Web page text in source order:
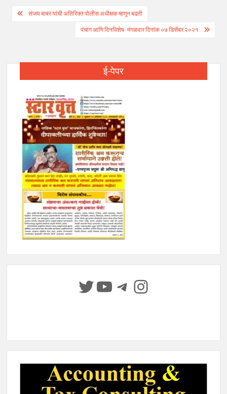
Postसंजय बाबर यांची अतिरिक्त पोलीस अधीक्षक म्हणून बढती
पंचांग आणि दिनविशेष- मंगळवार दिनांक ०७ डिसेंबर २०२१
ई-पेपर
Twitter
YouTube
Telegram
Instagram